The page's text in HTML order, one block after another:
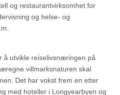
og restaurantvirksomhet for
og helse- og
å utvikle reiselivsnæringen på
villmarksnaturen skal
Det har vokst frem en etter
med hoteller i Longyearbyen og